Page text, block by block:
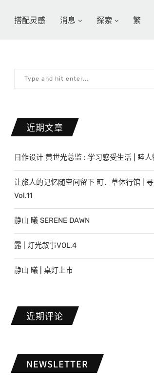
搭配灵感 消息 探索 繁
近期文章
日作设计 黄世光总监 : 学习感受生活 | 睦
让旅人的记忆随空间留下 町．草休行馆 |
Vol.11
静山 曦 SERENE DAWN
露 | 灯光叙事VOL.4
静山 曦 | 桌灯上市
近期评论
NEWSLETTER